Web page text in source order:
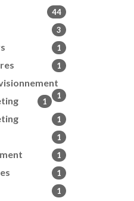
44
3
1
1
1
1
1
1
1
1
1